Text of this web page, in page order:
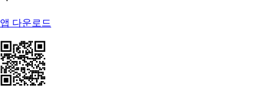
앱 다운로드